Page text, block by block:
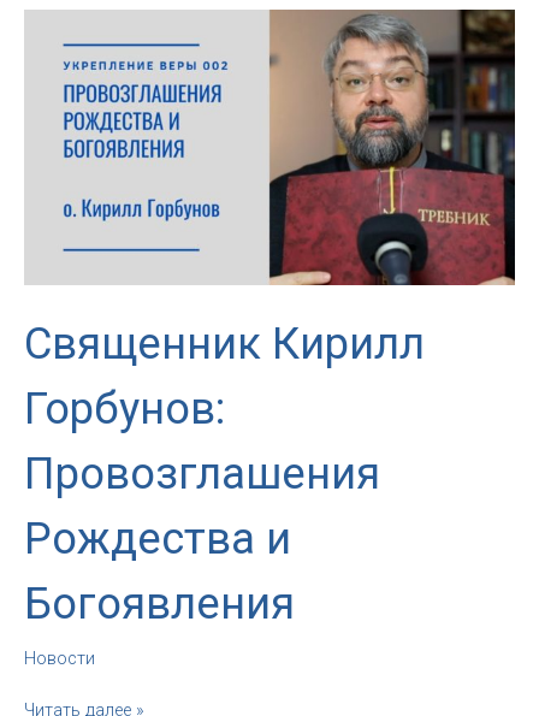
всегда
пожелать
нашим
неверующим
друзьям
сказать
Священник Кирилл
Горбунов:
Провозглашения
Рождества и
Богоявления
Новости
Священник
Читать далее »